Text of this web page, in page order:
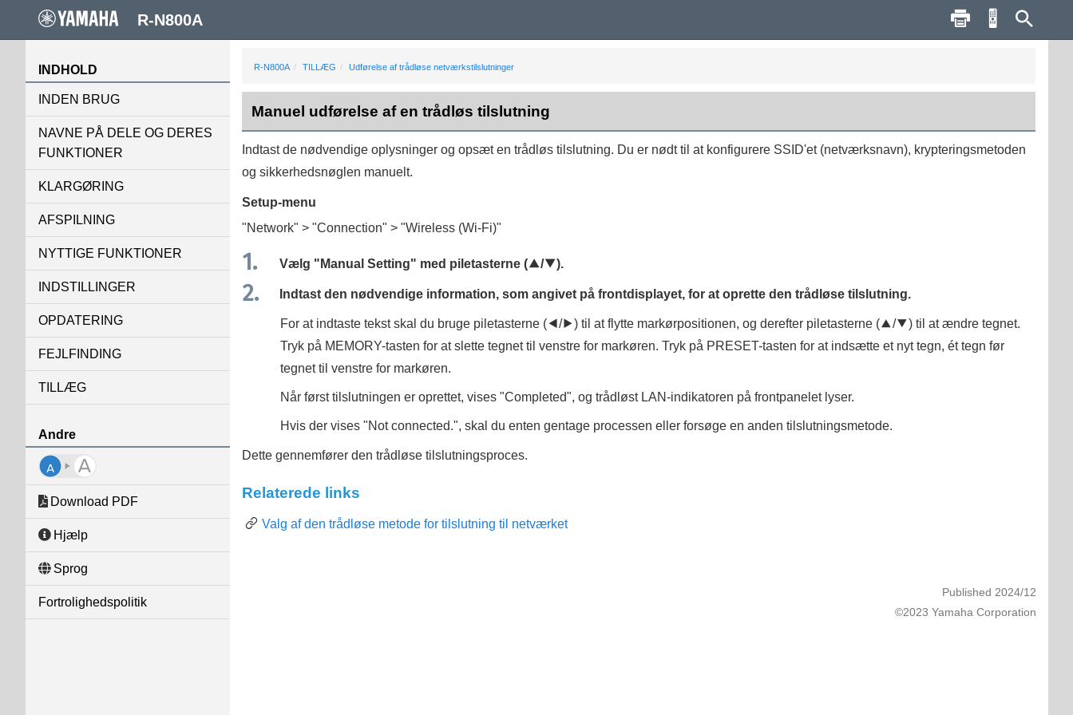
INDHOLD
INDEN BRUG
NAVNE PÅ DELE OG DERES
FUNKTIONER
KLARGØRING
AFSPILNING
NYTTIGE FUNKTIONER
INDSTILLINGER
OPDATERING
FEJLFINDING
TILLÆG
Andre
Download PDF
Hjælp
Sprog
Fortrolighedspolitik
R-N800A TILLÆG Udførelse af trådløse netværkstilslutninger
Manuel udførelse af en trådløs tilslutning
Indtast de nødvendige oplysninger og opsæt en trådløs tilslutning. Du er nødt til at konfigurere SSID'et (netværksnavn), krypteringsmetoden
og sikkerhedsnøglen manuelt.
Setup-menu
"Network" > "Connection" > "Wireless (Wi-Fi)"
Vælg " Manual Setting" med piletasterne (q/w).
Indtast den nødvendige information, som angivet på frontdisplayet, for at oprette den trådløse tilslutning.
For at indtaste tekst skal du bruge piletasterne (e/r) til at flytte markørpositionen, og derefter piletasterne (q/w) til at ændre tegnet.
Tryk på MEMORY-tasten for at slette tegnet til venstre for markøren. Tryk på PRESET-tasten for at indsætte et nyt tegn, ét tegn før
tegnet til venstre for markøren.
Når først tilslutningen er oprettet, vises "Completed", og trådløst LAN-indikatoren på frontpanelet lyser.
Hvis der vises "Not connected.", skal du enten gentage processen eller forsøge en anden tilslutningsmetode.
Dette gennemfører den trådløse tilslutningsproces.
Relaterede links
Valg af den trådløse metode for tilslutning til netværket
Published 2024/12
©2023 Yamaha Corporation
R-N800A